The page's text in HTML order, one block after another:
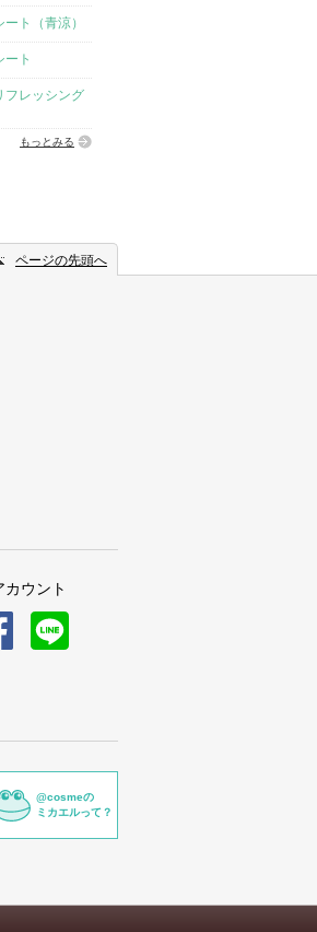
ト（青涼）
ート
フレッシング
もっとみる
ページの先頭へ
ウント
@cosmeの
ミカエルって？